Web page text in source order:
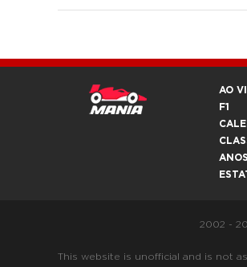
AO
F1
2002 -
This website is unofficial and is not